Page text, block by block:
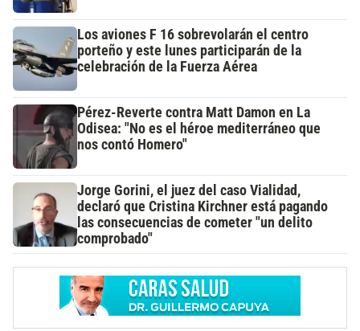
Los aviones F 16 sobrevolarán el centro
porteño y este lunes participarán de la
celebración de la Fuerza Aérea
Pérez-Reverte contra Matt Damon en La
Odisea: "No es el héroe mediterráneo que
nos contó Homero"
Jorge Gorini, el juez del caso Vialidad,
declaró que Cristina Kirchner está pagando
las consecuencias de cometer "un delito
comprobado"